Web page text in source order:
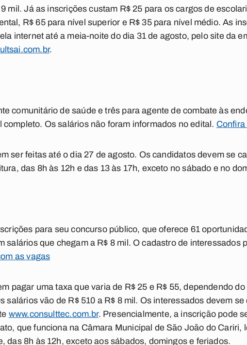
mil. Já as inscrições custam R$ 25 para os cargos de
R$ 65 para nível superior e R$ 35 para nível médio. As
internet até a meia-noite do dia 31 de agosto, pelo site da
.
comunitário de saúde e três para agente de combate às
Os salários não foram informados no edital. Confira
ser feitas até o dia 27 de agosto. Os candidatos devem se
das 8h às 12h e das 13 às 17h, exceto no sábado e no
para seu concurso público, que oferece 61
salários que chegam a R$ 8 mil. O cadastro de interessados
as vagas
pagar uma taxa que varia de R$ 25 e R$ 55, dependendo do
salários vão de R$ 510 a R$ 8 mil. Os interessados devem
www.consulttec.com.br. Presencialmente, a inscrição pode
que funciona na Câmara Municipal de São João do Cariri,
das 8h às 12h, exceto aos sábados, domingos e feriados.